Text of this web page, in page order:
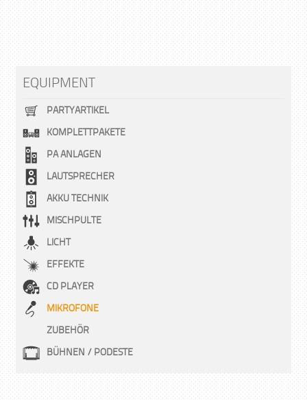
Die
auf
der
EQUIPMENT
PARTYARTIKEL
KOMPLETTPAKETE
PA ANLAGEN
LAUTSPRECHER
AKKU TECHNIK
MISCHPULTE
LICHT
EFFEKTE
CD PLAYER
MIKROFONE
ZUBEHÖR
BÜHNEN / PODESTE